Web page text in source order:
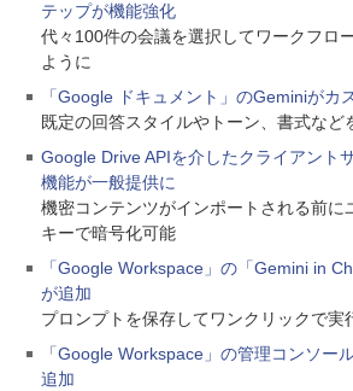
テップが機能強化
代々100件の会議を選択してワークフロ
ように
「Google ドキュメント」のGeminiがカ
既定の回答スタイルやトーン、書式など
Google Drive APIを介したクライアント
機能が一般提供に
機密コンテンツがインポートされる前に
キーで暗号化可能
「Google Workspace」の「Gemini in
が追加
プロンプトを保存してワンクリックで実
「Google Workspace」の管理コンソー
追加